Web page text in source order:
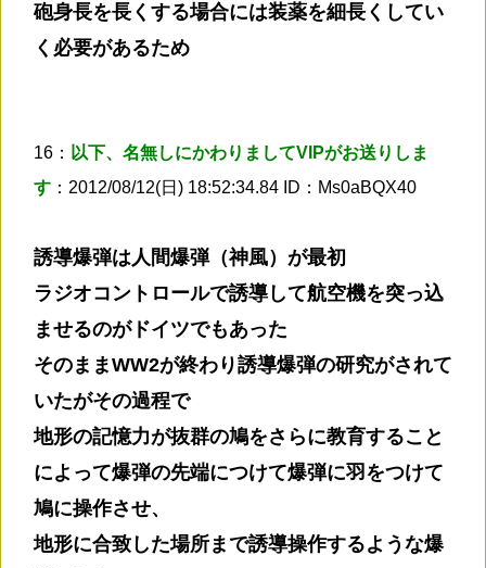
砲身長を長くする場合には装薬を細長くしてい
く必要があるため
16： 以下、名無しにかわりましてVIPがお送りしま
す ：2012/08/12(日) 18:52:34.84 ID：Ms0aBQX40
誘導爆弾は人間爆弾（神風）が最初
ラジオコントロールで誘導して航空機を突っ込
ませるのがドイツでもあった
そのままWW2が終わり誘導爆弾の研究がされて
いたがその過程で
地形の記憶力が抜群の鳩をさらに教育すること
によって爆弾の先端につけて爆弾に羽をつけて
鳩に操作させ、
地形に合致した場所まで誘導操作するような爆